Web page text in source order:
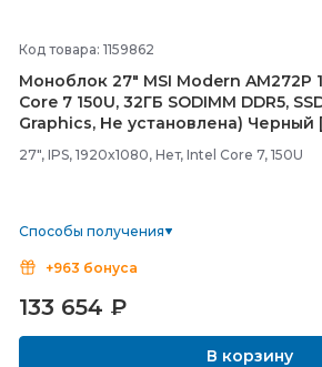
Код товара: 1159862
Моноблок 27" MSI Modern AM272P
Core 7 150U, 32ГБ SODIMM DDR5,
Graphics, Не установлена) Черный
27", IPS, 1920x1080, Нет, Intel Core 7, 150U
Способы получения
+963 бонуса
133 654 ₽
В корзину